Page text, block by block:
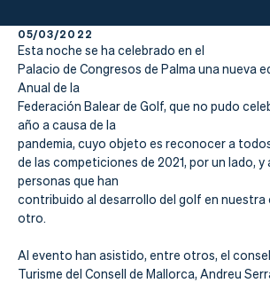
La
Federación
Federarse
Jugar
Aprender
Actualidad
Tienda
05/03/2022
Esta noche se ha celebrado en el
Palacio de Congresos de Palma una nueva
Anual de la
Federación Balear de Golf, que no pudo
año a causa de la
pandemia, cuyo objeto es reconocer a
de las competiciones de 2021, por un lado,
personas que han
contribuido al desarrollo del golf en nuestra
otro.
Al evento han asistido, entre otros, el
Turisme del Consell de Mallorca, Andreu